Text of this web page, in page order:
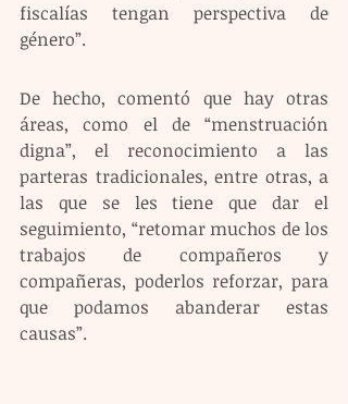
fiscalías tengan perspectiva de
género”.
De hecho, comentó que hay otras
áreas, como el de “menstruación
digna”, el reconocimiento a las
parteras tradicionales, entre otras, a
las que se les tiene que dar el
seguimiento, “retomar muchos de los
trabajos de compañeros y
compañeras, poderlos reforzar, para
que podamos abanderar estas
causas”.